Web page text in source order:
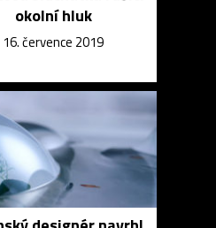
okolní hluk
16. července 2019